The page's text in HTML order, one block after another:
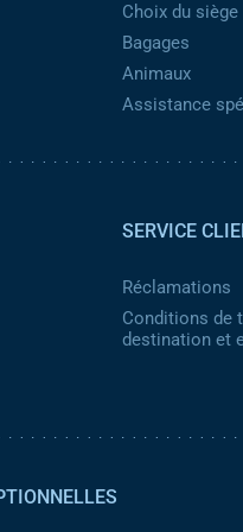
Choix du siège
Bagages
Animaux
Assistance
SERVICE
Réclamations
Conditions de
destination et